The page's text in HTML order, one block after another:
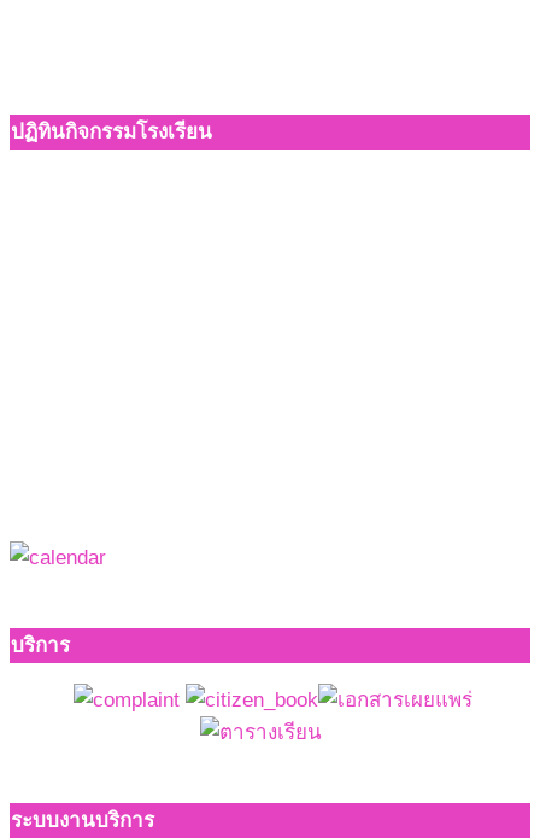
ปฏิทินกิจกรรมโรงเรียน
บริการ
ระบบงานบริการ